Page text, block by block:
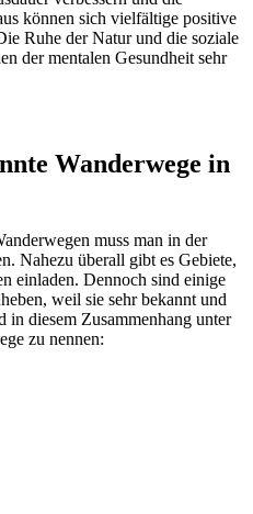
können sich vielfältige positive
Ruhe der Natur und die soziale
der mentalen Gesundheit sehr
Wanderwege in
muss man in der
Nahezu überall gibt es Gebiete,
einladen. Dennoch sind einige
weil sie sehr bekannt und
in diesem Zusammenhang unter
zu nennen: